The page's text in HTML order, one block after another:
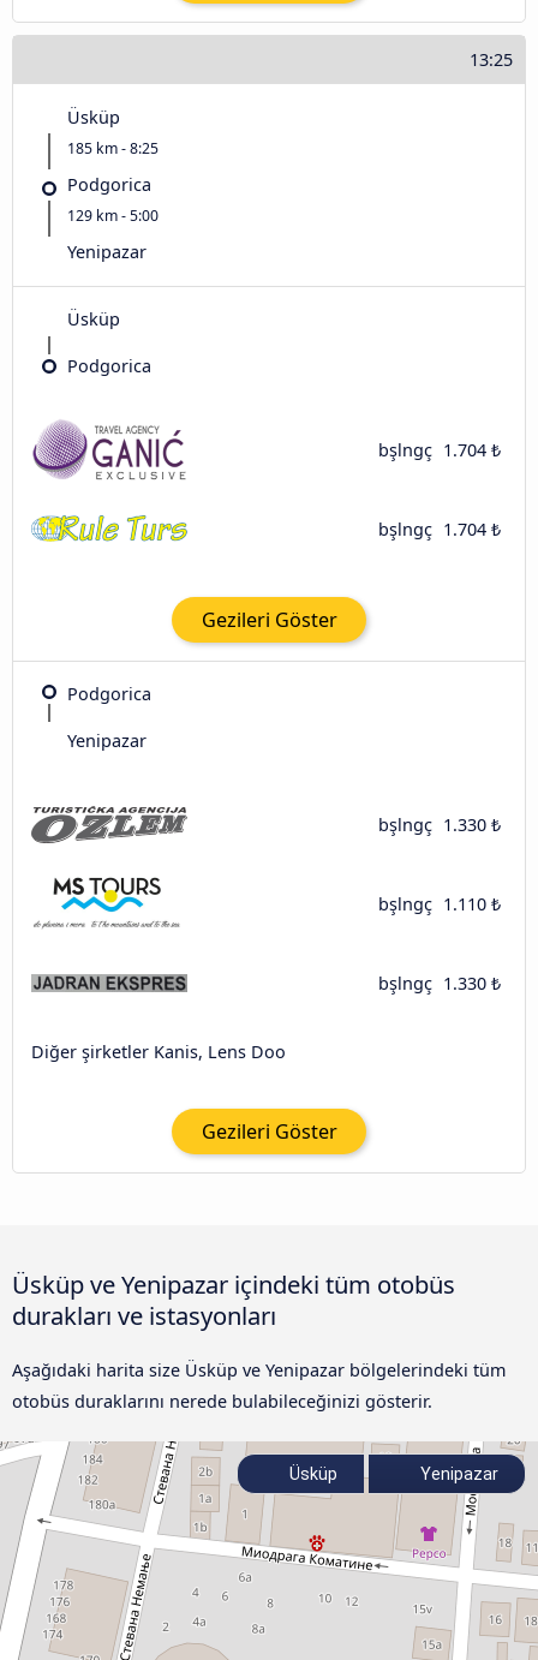
13:25
Üsküp
185 km - 8:25
Podgorica
129 km - 5:00
Yenipazar
Üsküp
Podgorica
bşlngç 1.704 ₺
bşlngç 1.704 ₺
Gezileri Göster
Podgorica
Yenipazar
bşlngç 1.330 ₺
bşlngç 1.110 ₺
bşlngç 1.330 ₺
Diğer şirketler Kanis, Lens Doo
Gezileri Göster
Üsküp ve Yenipazar içindeki tüm otobüs
durakları ve istasyonları
Aşağıdaki harita size Üsküp ve Yenipazar bölgelerindeki tüm
otobüs duraklarını nerede bulabileceğinizi gösterir.
Üsküp Yenipazar